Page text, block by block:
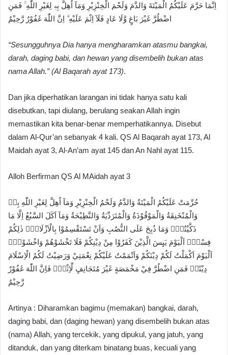
اِنَّمَا حَرَّمَ عَلَيْكُمُ الْمَيْتَةَ وَالدَّمَ وَلَحْمَ الْخِنْزِيْرِ وَمَآ اُهِلَّ بِهٖ لِغَيْرِ اللّٰهِ ۚ فَمَنِ
اضْطُرَّ غَيْرَ بَاغٍ وَّلَا عَادٍ فَلَآ اِثْمَ عَلَيْهِ ۗ اِنَّ اللّٰهَ غَفُوْرٌ رَّحِيْمٌ
“Sesungguhnya Dia hanya mengharamkan atasmu bangkai,
darah, daging babi, dan hewan yang disembelih bukan atas
nama Allah.” (Al Baqarah ayat 173).
Dan jika diperhatikan larangan ini tidak hanya satu kali
disebutkan, tapi diulang, berulang seakan Allah ingin
memastikan kita benar-benar memperhatikannya. Disebut
dalam Al-Qur’an sebanyak 4 kali. QS Al Baqarah ayat 173, Al
Maidah ayat 3, Al-An’am ayat 145 dan An Nahl ayat 115.
Alloh Berfirman QS Al MAidah ayat 3
حُرِّمَتْ عَلَيْكُمُ الْمَيْتَةُ وَالدَّمُ وَلَحْمُ الْخِنْزِيْرِ وَمَآ اُهِلَّ لِغَيْرِ اللّٰهِ بِهٖ
وَالْمُنْخَنِقَةُ وَالْمَوْقُوْذَةُ وَالْمُتَرَدِّيَةُ وَالنَّطِيْحَةُ وَمَآ اَكَلَ السَّبُعُ اِلَّا مَا
ذَكَّيْتُمْۗ وَمَا ذُبِحَ عَلَى النُّصُبِ وَاَنْ تَسْتَقْسِمُوْا بِالْاَزْلَامِۗ ذٰلِكُمْ
فِسْقٌۗ اَلْيَوْمَ يَىِٕسَ الَّذِيْنَ كَفَرُوْا مِنْ دِيْنِكُمْ فَلَا تَخْشَوْهُمْ وَاخْشَوْنِۗ
اَلْيَوْمَ اَكْمَلْتُ لَكُمْ دِيْنَكُمْ وَاَتْمَمْتُ عَلَيْكُمْ نِعْمَتِيْ وَرَضِيْتُ لَكُمُ الْاِسْلَامَ
دِيْنًاۗ فَمَنِ اضْطُرَّ فِيْ مَخْمَصَةٍ غَيْرَ مُتَجَانِفٍ لِّاِثْمٍۙ فَاِنَّ اللّٰهَ غَفُوْرٌ
رَّحِيْمٌ
Artinya : Diharamkan bagimu (memakan) bangkai, darah,
daging babi, dan (daging hewan) yang disembelih bukan atas
(nama) Allah, yang tercekik, yang dipukul, yang jatuh, yang
ditanduk, dan yang diterkam binatang buas, kecuali yang